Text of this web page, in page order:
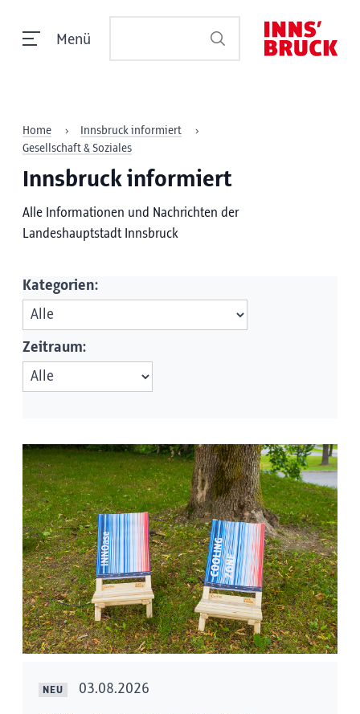
Menü
Home
Innsbruck informiert
Gesellschaft & Soziales
Innsbruck informiert
Alle Informationen und Nachrichten der
Landeshauptstadt Innsbruck
Kategorien:
Zeitraum:
NEU 03.08.2026